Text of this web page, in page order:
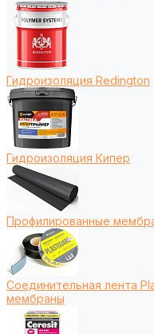
Гидроизоляция Redington
Гидроизоляция Кипер
Профилированные
Соединительная лента
мембраны